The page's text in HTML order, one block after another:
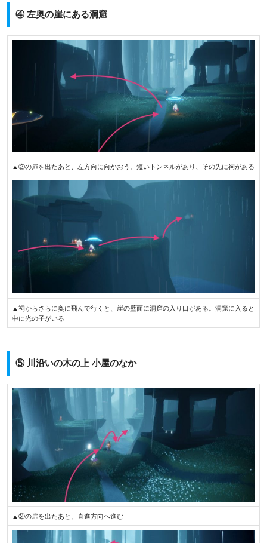
④ 左奥の崖にある洞窟
▲②の扉を出たあと、左方向に向かおう。短いトンネルがあり、その先に祠がある
▲祠からさらに奥に飛んで行くと、崖の壁面に洞窟の入り口がある。洞窟に入ると
中に光の子がいる
⑤ 川沿いの木の上 小屋のなか
▲②の扉を出たあと、直進方向へ進む